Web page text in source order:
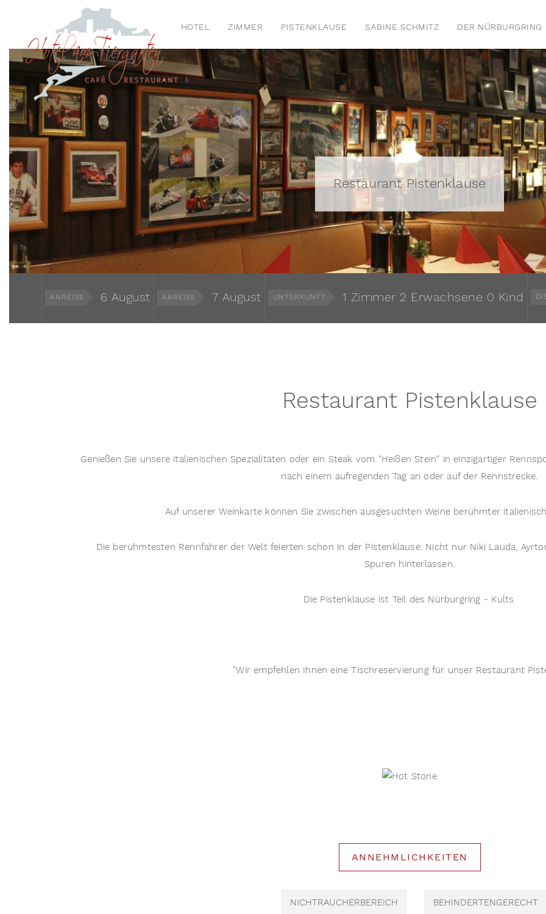
HOTEL ZIMMER PISTENKLAUSE SABINE SCHMITZ DER NÜRBURGRING
Restaurant Pistenklause
ANREISE 6 August ABREISE 7 August UNTERKUNFT 1 Zimmer 2 Erwachsene 0 Kind
Restaurant Pistenklause
Genießen Sie unsere italienischen Spezialitäten oder ein Steak vom "Heißen Stein" in einzigartiger
nach einem aufregenden Tag an oder auf der Rennstrecke.
Auf unserer Weinkarte können Sie zwischen ausgesuchten Weine berühmter
Die berühmtesten Rennfahrer der Welt feierten schon in der Pistenklause. Nicht nur Niki Lauda,
Spuren hinterlassen.
Die Pistenklause ist Teil des Nürburgring - Kults.
"Wir empfehlen Ihnen eine Tischreservierung für unser Restaurant
ANNEHMLICHKEITEN
NICHTRAUCHERBEREICH BEHINDERTENGERECHT